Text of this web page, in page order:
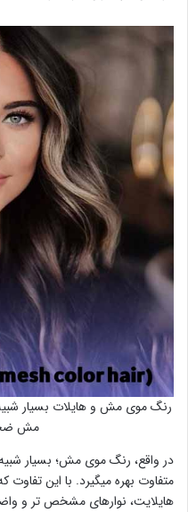
رنگ موی مش و هایلات بسیار
مش
در واقع، رنگ موی مش؛ بسیار
متفاوت بهره میگیرد. با این
هایلایت، نوارهای مشخص تر و